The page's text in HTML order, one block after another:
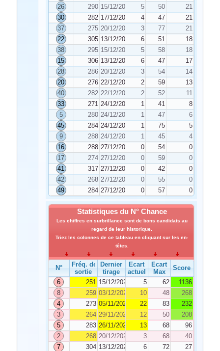
26
290 15/12/2025 5 50
21
30
282 17/12/2025 4 47
21
37
275 20/12/2025 3 77
21
22
305 13/12/2025 6 51
18
38
295 15/12/2025 5 58
18
15
306 13/12/2025 6 47
17
28
286 20/12/2025 3 54
14
20
276 22/12/2025 2 59
13
40
282 22/12/2025 2 52
11
33
271 24/12/2025 1 41
8
5
280 24/12/2025 1 47
6
45
284 24/12/2025 1 75
5
9
288 24/12/2025 1 45
4
16
288 27/12/2025 0 54
0
17
274 27/12/2025 0 59
0
41
317 27/12/2025 0 42
0
42
268 27/12/2025 0 55
0
49
284 27/12/2025 0 57 0
Statistiques du N° Chance
Les chiffres en surbrillance sont de bons candidats au
regard de leur historique.
Triez les colonnes de ce tableau en cliquant sur les en-
têtes.
N°
Fréq. de
sortie
Dernier
tirage
Ecart
actuel
Ecart
Max
Score
6
251 15/12/2025 5 62
1136
8
259 03/12/2025 10 48
268
4
273 05/11/2025 22 83
232
3
264 29/11/2025 12 50
208
5
283 26/11/2025 13 68
96
2
268 20/12/2025 3 68
40
7
304 13/12/2025 6 72
27